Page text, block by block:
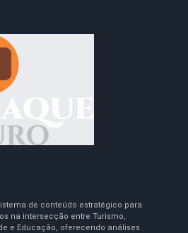
de conteúdo estratégico para
na intersecção entre Turismo,
e Educação, oferecendo análises